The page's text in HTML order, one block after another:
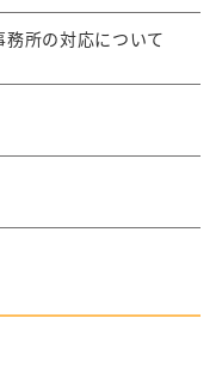
所の対応について